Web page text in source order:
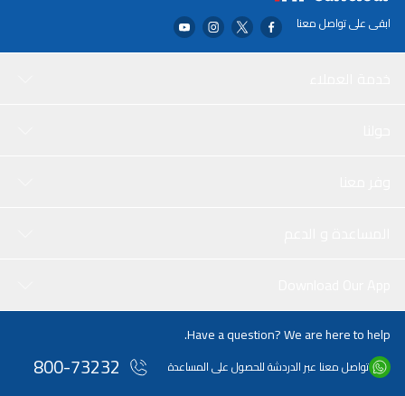
ابقى على تواصل معنا
Have a question? We are here to help.
تواصل معنا عبر الدردشة للحصول على المساعدة 800-73232